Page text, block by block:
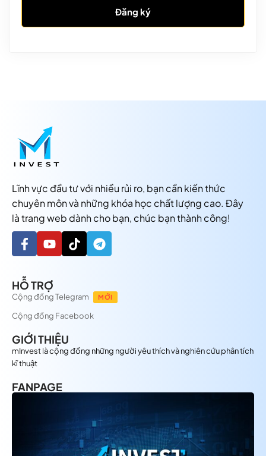
Đăng ký
Lĩnh vực đầu tư với nhiều rủi ro, bạn cần kiến thức
chuyên môn và những khóa học chất lượng cao. Đây
là trang web dành cho bạn, chúc bạn thành công!
HỖ TRỢ
Cộng đồng Telegram MỚI
Cộng đồng Facebook
GIỚI THIỆU
mInvest là cộng đồng những người yêu thích và nghiên cứu phân tích
kĩ thuật
FANPAGE